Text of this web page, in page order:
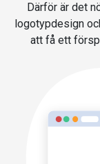
Därför är det
logotypdesign
att få ett